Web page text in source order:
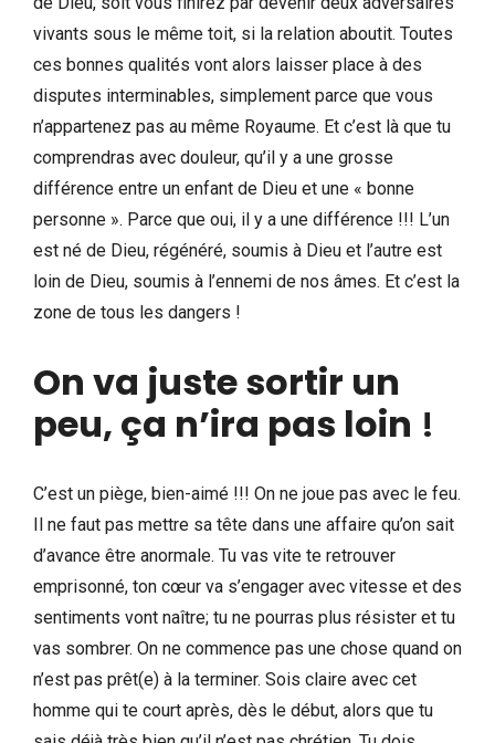
vivants sous le même toit, si la relation aboutit. Toutes
ces bonnes qualités vont alors laisser place à des
disputes interminables, simplement parce que vous
n’appartenez pas au même Royaume. Et c’est là que tu
comprendras avec douleur, qu’il y a une grosse
différence entre un enfant de Dieu et une « bonne
personne ». Parce que oui, il y a une différence !!! L’un
est né de Dieu, régénéré, soumis à Dieu et l’autre est
loin de Dieu, soumis à l’ennemi de nos âmes. Et c’est la
zone de tous les dangers !
On va juste sortir un
peu, ça n’ira pas loin !
C’est un piège, bien-aimé !!! On ne joue pas avec le feu.
Il ne faut pas mettre sa tête dans une affaire qu’on sait
d’avance être anormale. Tu vas vite te retrouver
emprisonné, ton cœur va s’engager avec vitesse et des
sentiments vont naître; tu ne pourras plus résister et tu
vas sombrer. On ne commence pas une chose quand on
n’est pas prêt(e) à la terminer. Sois claire avec cet
homme qui te court après, dès le début, alors que tu